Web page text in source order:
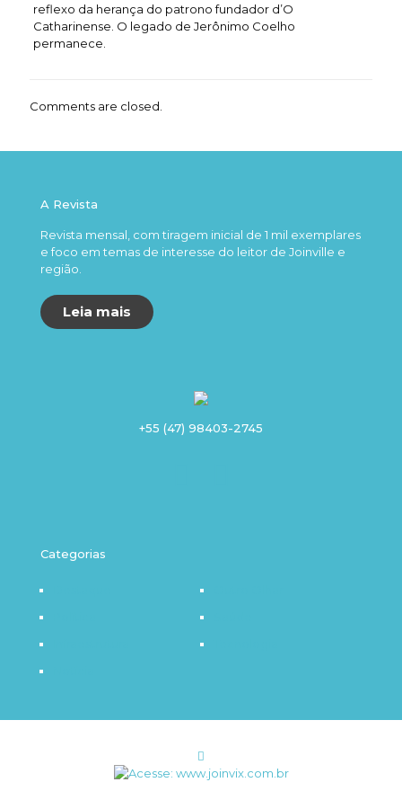
reflexo da herança do patrono fundador d’O
Catharinense. O legado de Jerônimo Coelho
permanece.
Comments are closed.
A Revista
Revista mensal, com tiragem inicial de 1 mil exemplares
e foco em temas de interesse do leitor de Joinville e
região.
Leia mais
+55 (47) 98403-2745
Categorias